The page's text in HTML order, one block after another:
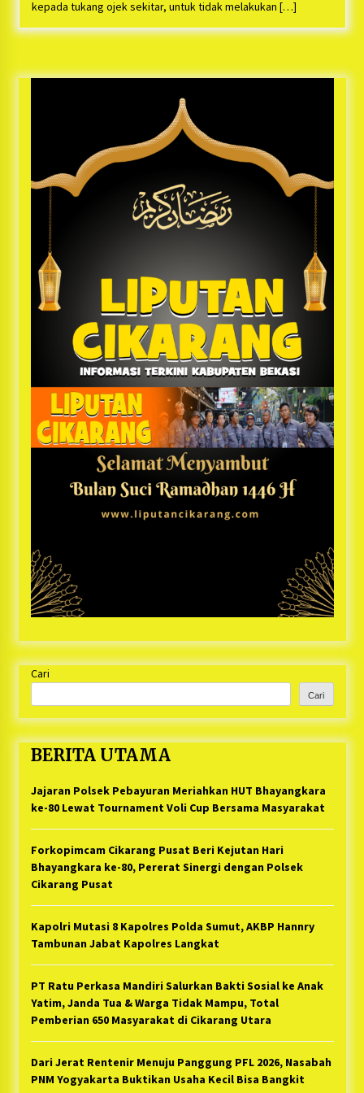
Support Camat Kedungwaringin Memberikan
Logistik Ke Posko Jurpala Kosmi
1 tahun ago
Indonesia dan KOSMI Indonesia Atas Respon
Timur yang Tangkap Oknum Ormas Terkait
Pengusiran Pendirian Posko
1 tahun ago
Kodim 0509 Kabupaten Bekasi Terima 20
Perahu Bantuan Dari Panglima TNI
Jelang Ramadhan, Kecamatan Cikarang Pusat
Gelar STQ ke-VII
kepada tukang ojek sekitar, untuk tidak melakukan […]
Cari
Cari
BERITA UTAMA
Jajaran Polsek Pebayuran Meriahkan HUT Bhayangkara
ke-80 Lewat Tournament Voli Cup Bersama Masyarakat
Forkopimcam Cikarang Pusat Beri Kejutan Hari
Bhayangkara ke-80, Pererat Sinergi dengan Polsek
Cikarang Pusat
Kapolri Mutasi 8 Kapolres Polda Sumut, AKBP Hannry
Tambunan Jabat Kapolres Langkat
PT Ratu Perkasa Mandiri Salurkan Bakti Sosial ke Anak
Yatim, Janda Tua & Warga Tidak Mampu, Total
Pemberian 650 Masyarakat di Cikarang Utara
Dari Jerat Rentenir Menuju Panggung PFL 2026, Nasabah
PNM Yogyakarta Buktikan Usaha Kecil Bisa Bangkit